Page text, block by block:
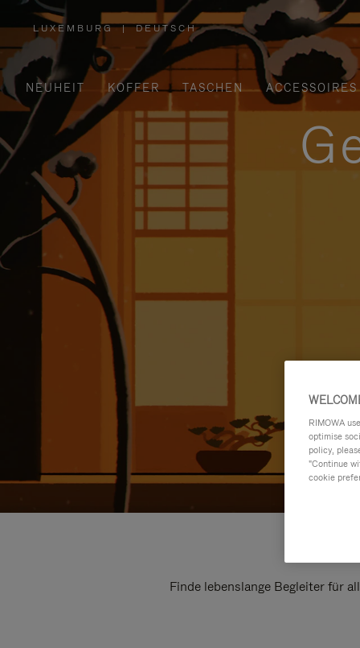
LUXEMBURG
,
WÄHLEN
SIE
IHRE
REGION
AUS
| DEUTSCH
NEUHEIT KOFFER TASCHEN ACCESSOIRES
Finde lebenslange Begleiter für
RIMOWA
optimise
policy,
"Continue
cookie